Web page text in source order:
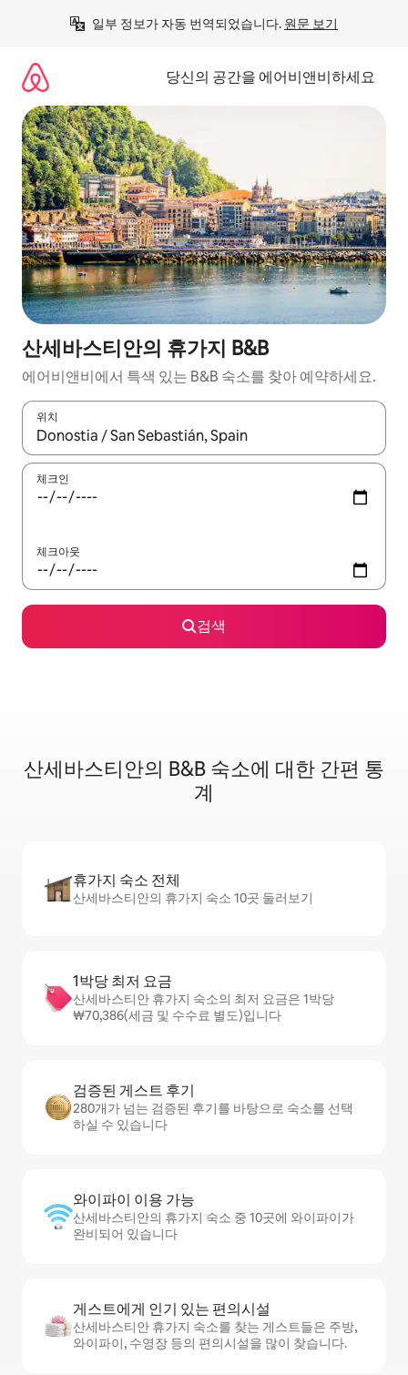
일부 정보가 자동 번역되었습니다. 원문 보기
당신의 공간을 에어비앤비하세요
산세바스티안의 휴가지 B&B
에어비앤비에서 특색 있는 B&B 숙소를 찾아 예약하세요.
위치
결과가 나오면 위·아래 화살표 키를 사용하거나 터치 또는 스와이
체크인
체크아웃
검색
산세바스티안의 B&B 숙소에 대한 간편 통
계
휴가지 숙소 전체
산세바스티안의 휴가지 숙소 10곳 둘러보기
1박당 최저 요금
산세바스티안 휴가지 숙소의 최저 요금은 1박당
₩70,386(세금 및 수수료 별도)입니다
검증된 게스트 후기
280개가 넘는 검증된 후기를 바탕으로 숙소를 선택
하실 수 있습니다
와이파이 이용 가능
산세바스티안의 휴가지 숙소 중 10곳에 와이파이가
완비되어 있습니다
게스트에게 인기 있는 편의시설
산세바스티안 휴가지 숙소를 찾는 게스트들은 주방,
와이파이, 수영장 등의 편의시설을 많이 찾습니다.